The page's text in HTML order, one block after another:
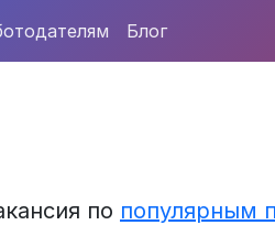
Блог
по популярным